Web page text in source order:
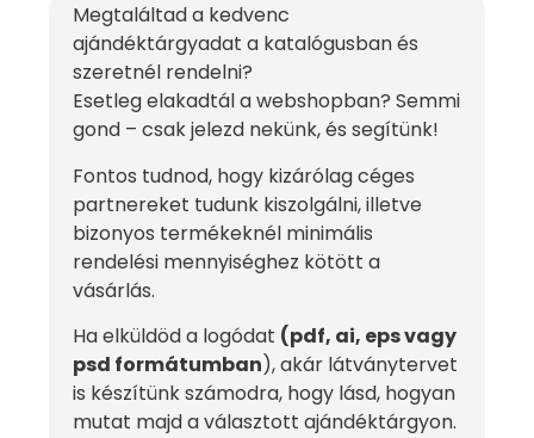
Megtaláltad a kedvenc
ajándéktárgyadat a katalógusban és
szeretnél rendelni?
Esetleg elakadtál a webshopban? Semmi
gond – csak jelezd nekünk, és segítünk!
Fontos tudnod, hogy kizárólag céges
partnereket tudunk kiszolgálni, illetve
bizonyos termékeknél minimális
rendelési mennyiséghez kötött a
vásárlás.
Ha elküldöd a logódat (pdf, ai, eps vagy
psd formátumban), akár látványtervet
is készítünk számodra, hogy lásd, hogyan
mutat majd a választott ajándéktárgyon.